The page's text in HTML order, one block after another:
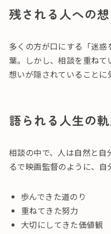
残される人への
多くの方が口にする「迷
葉。しかし、相談を重ね
想いが隠されていることに
語られる人生の
相談の中で、人は自然と自
るで映画監督のように、自
歩んできた道のり
重ねてきた努力
大切にしてきた価値観